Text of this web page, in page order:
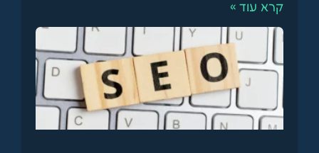
קרא עוד »